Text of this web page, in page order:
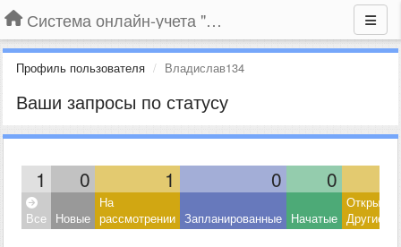
Система онлайн-учета "Большая Птица"
Профиль пользователя Владислав134
Ваши запросы по статусу
1 0 1 0 0
Все Новые
На
рассмотрении Запланированные Начатые Другие